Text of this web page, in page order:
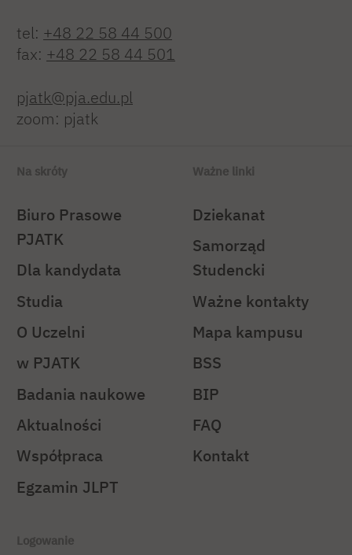
tel: +48 22 58 44 500
fax: +48 22 58 44 501
pjatk@pja.edu.pl
zoom: pjatk
Na skróty
Biuro Prasowe
PJATK
Dla kandydata
Studia
O Uczelni
w PJATK
Badania naukowe
Aktualności
Współpraca
Egzamin JLPT
Ważne linki
Dziekanat
Samorząd
Studencki
Ważne kontakty
Mapa kampusu
BSS
BIP
FAQ
Kontakt
Logowanie